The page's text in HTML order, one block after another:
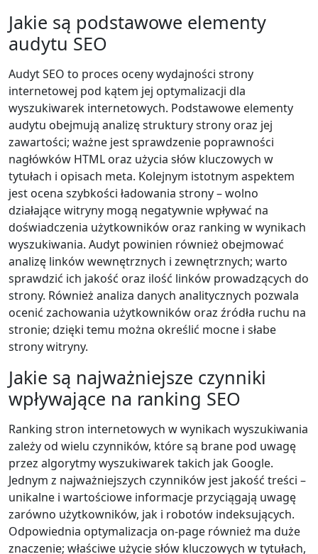
Jakie są podstawowe elementy
audytu SEO
Audyt SEO to proces oceny wydajności strony
internetowej pod kątem jej optymalizacji dla
wyszukiwarek internetowych. Podstawowe elementy
audytu obejmują analizę struktury strony oraz jej
zawartości; ważne jest sprawdzenie poprawności
nagłówków HTML oraz użycia słów kluczowych w
tytułach i opisach meta. Kolejnym istotnym aspektem
jest ocena szybkości ładowania strony – wolno
działające witryny mogą negatywnie wpływać na
doświadczenia użytkowników oraz ranking w wynikach
wyszukiwania. Audyt powinien również obejmować
analizę linków wewnętrznych i zewnętrznych; warto
sprawdzić ich jakość oraz ilość linków prowadzących do
strony. Również analiza danych analitycznych pozwala
ocenić zachowania użytkowników oraz źródła ruchu na
stronie; dzięki temu można określić mocne i słabe
strony witryny.
Jakie są najważniejsze czynniki
wpływające na ranking SEO
Ranking stron internetowych w wynikach wyszukiwania
zależy od wielu czynników, które są brane pod uwagę
przez algorytmy wyszukiwarek takich jak Google.
Jednym z najważniejszych czynników jest jakość treści –
unikalne i wartościowe informacje przyciągają uwagę
zarówno użytkowników, jak i robotów indeksujących.
Odpowiednia optymalizacja on-page również ma duże
znaczenie; właściwe użycie słów kluczowych w tytułach,